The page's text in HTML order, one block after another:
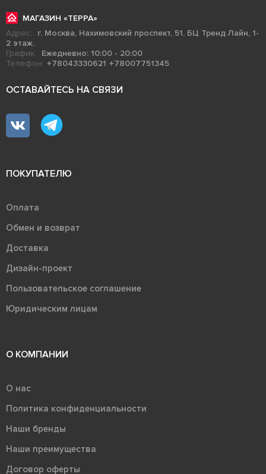
МАГАЗИН «ТЕРРА»
Адрес:
г. Москва, Нахимовский проспект, 51, БЦ Тренд Лайн, 1-
2 этаж.
График:
Ежедневно: 10:00 - 20:00
Телефон: +78043330621 +78007751345
ОСТАВАЙТЕСЬ НА СВЯЗИ
ПОКУПАТЕЛЮ
Оплата
Обмен и возврат
Доставка
Дизайн-проект
Пользовательское соглашение
Юридическим лицам
О КОМПАНИИ
О нас
Политика конфиденциальности
Наши бренды
Наши преимущества
Договор оферты